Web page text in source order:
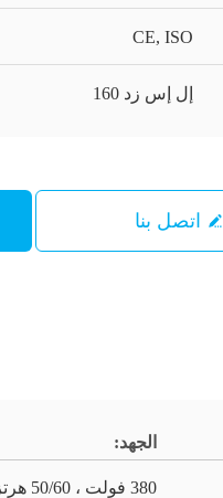
CE, ISO
إل إس زد 160
اتصل بنا
الجهد:
380 فولت ، 50/60 هرتز